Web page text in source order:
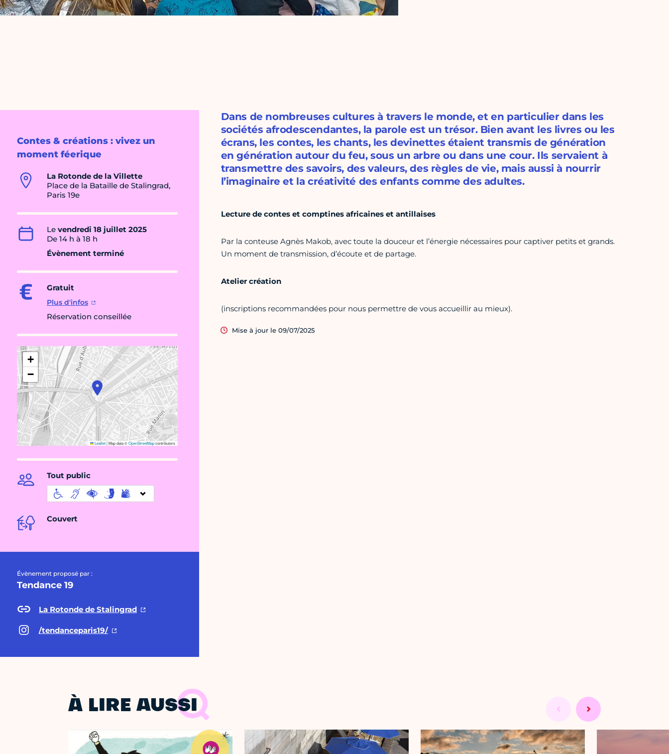
Contes & créations : vivez un
moment féerique
La Rotonde de la Villette
Place de la Bataille de Stalingrad,
Paris 19e
Le vendredi 18 juillet 2025
De 14 h à 18 h
Évènement terminé
Gratuit
Plus d'infos
Réservation conseillée
+
−
Leaflet|Map data ©OpenStreetMapcontributors
Tout public
Couvert
Évènement proposé par :
Tendance 19
La Rotonde de Stalingrad
/tendanceparis19/
Dans de nombreuses cultures à travers le monde, et en particulier dans les
sociétés afrodescendantes, la parole est un trésor. Bien avant les livres ou les
écrans, les contes, les chants, les devinettes étaient transmis de génération
en génération autour du feu, sous un arbre ou dans une cour. Ils servaient à
transmettre des savoirs, des valeurs, des règles de vie, mais aussi à nourrir
l’imaginaire et la créativité des enfants comme des adultes.
Lecture de contes et comptines africaines et antillaises
Par la conteuse Agnès Makob, avec toute la douceur et l’énergie nécessaires pour captiver petits et grands.
Un moment de transmission, d’écoute et de partage.
Atelier création
(inscriptions recommandées pour nous permettre de vous accueillir au mieux).
Mise à jour le 09/07/2025
À LIRE AUSSI